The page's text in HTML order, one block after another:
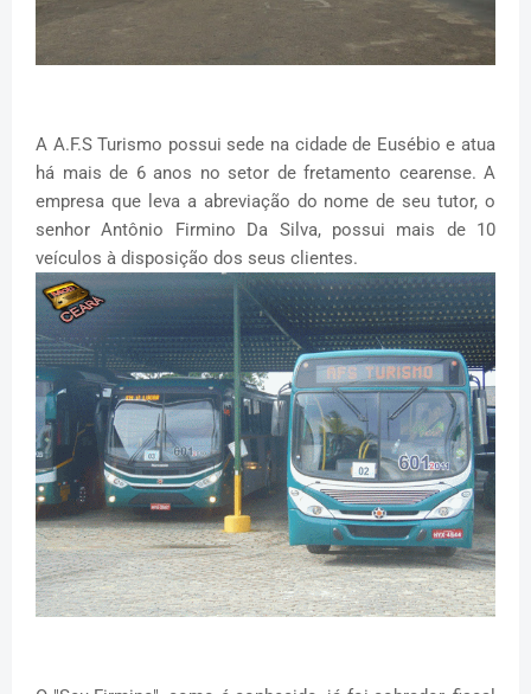
A A.F.S Turismo possui sede na cidade de Eusébio e atua
há mais de 6 anos no setor de fretamento cearense. A
empresa que leva a abreviação do nome de seu tutor, o
senhor Antônio Firmino Da Silva, possui mais de 10
veículos à disposição dos seus clientes.